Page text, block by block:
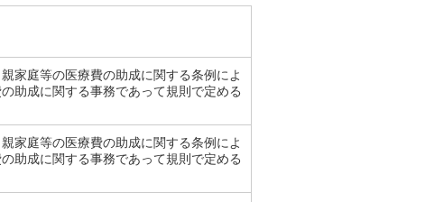
家庭等の医療費の助成に関する条例によ
助成に関する事務であって規則で定める
家庭等の医療費の助成に関する条例によ
助成に関する事務であって規則で定める